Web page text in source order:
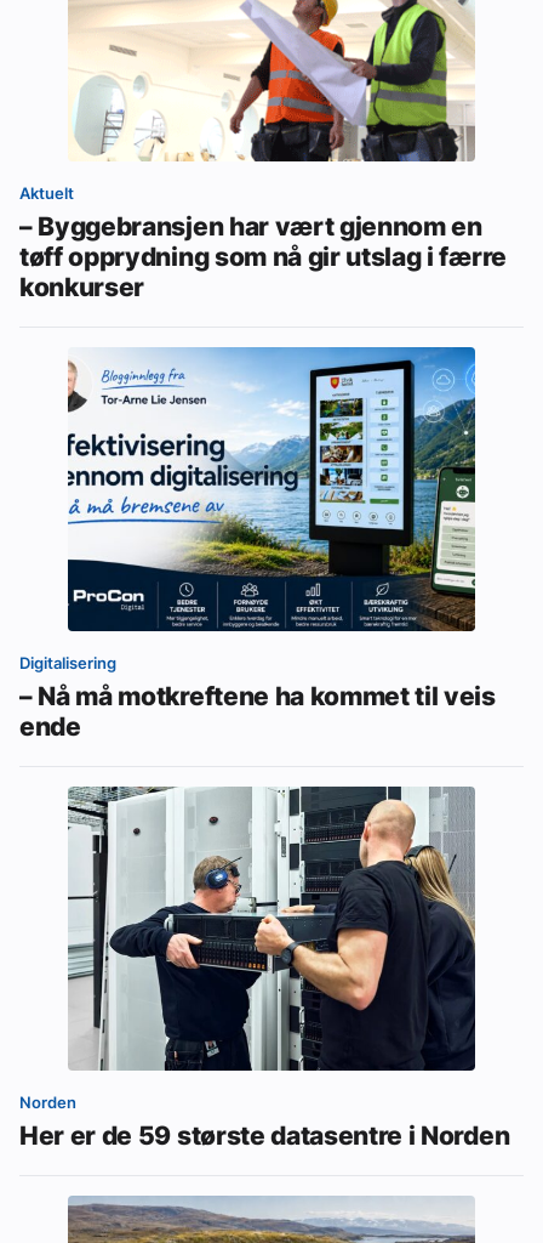
Aktuelt
– Byggebransjen har vært gjennom en
tøff opprydning som nå gir utslag i færre
konkurser
Digitalisering
– Nå må motkreftene ha kommet til veis
ende
Norden
Her er de 59 største datasentre i Norden